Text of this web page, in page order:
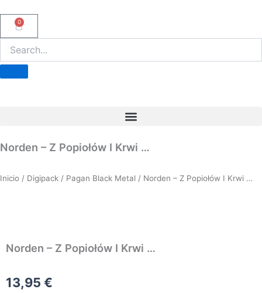
0
Carrito
Norden – Z Popiołów I Krwi …
Inicio / Digipack / Pagan Black Metal / Norden – Z Popiołów I Krwi …
Norden – Z Popiołów I Krwi …
13,95 €